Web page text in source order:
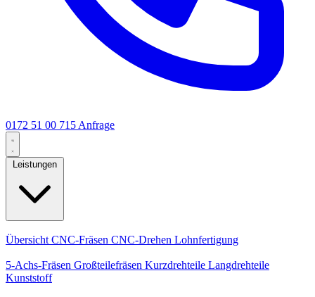
0172 51 00 715 Anfrage
Leistungen
Übersicht CNC-Fräsen CNC-Drehen Lohnfertigung
5-Achs-Fräsen Großteilefräsen Kurzdrehteile Langdrehteile
Kunststoff